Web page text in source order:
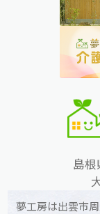
島
夢工房は出雲市